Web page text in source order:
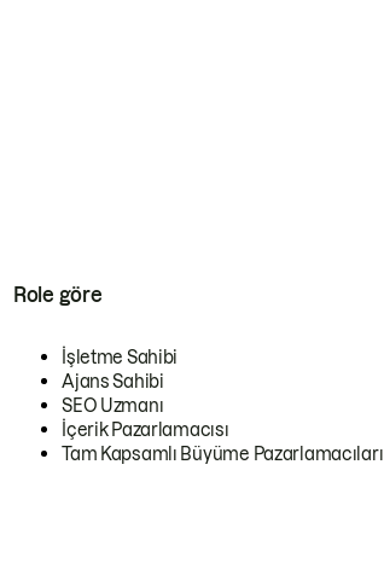
Role göre
İşletme Sahibi
Ajans Sahibi
SEO Uzmanı
İçerik Pazarlamacısı
Tam Kapsamlı Büyüme Pazarlamacıları